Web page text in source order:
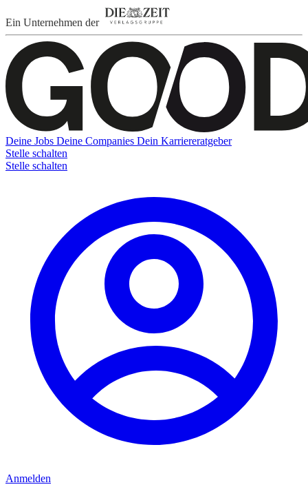
Ein Unternehmen der
Deine Jobs Deine Companies Dein Karriereratgeber
Stelle schalten
Stelle schalten
Anmelden